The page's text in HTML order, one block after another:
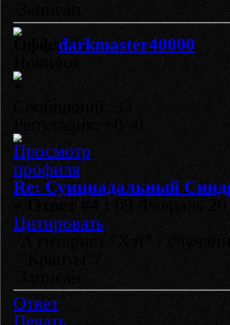
Записан
darkmaster40000
Новичок
Сообщений: 33
Репутация: +0/-0
Re: Суициадальный
«Ответ #4 :09 Февраль
Цитировать
А гитарист "Хэт" -
"Кранты"?
Записан
Ответ